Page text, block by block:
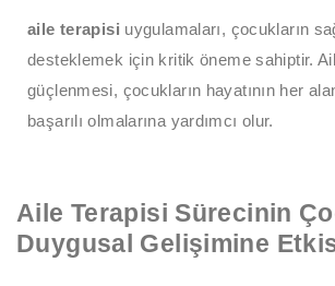
aile terapisi uygulamaları, çocukların
desteklemek için kritik öneme sahiptir.
güçlenmesi, çocukların hayatının her
başarılı olmalarına yardımcı olur.
Aile Terapisi Sürecinin
Duygusal Gelişimine